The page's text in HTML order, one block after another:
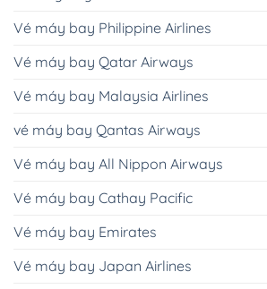
Vé máy bay Philippine Airlines
Vé máy bay Qatar Airways
Vé máy bay Malaysia Airlines
vé máy bay Qantas Airways
Vé máy bay All Nippon Airways
Vé máy bay Cathay Pacific
Vé máy bay Emirates
Vé máy bay Japan Airlines